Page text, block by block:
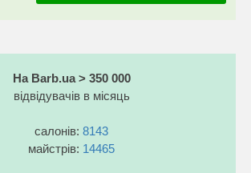
На Barb.ua > 350 000
відвідувачів в місяць
салонів: 8143
майстрів: 14465